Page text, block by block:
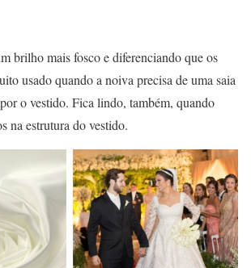
brilho mais fosco e diferenciando que os
usado quando a noiva precisa de uma saia
o vestido. Fica lindo, também, quando
na estrutura do vestido.